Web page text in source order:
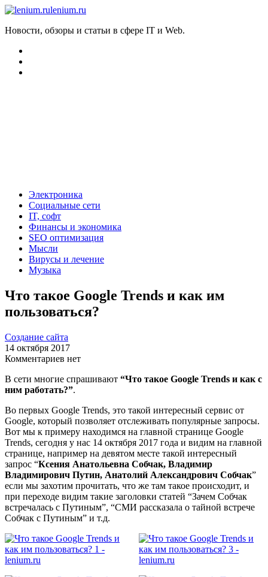
lenium.ru
Новости, обзоры и статьи в сфере IT и Web.
Электроника
Социальные сети
IT, софт
Финансы и экономика
SEO оптимизация
Мысли
Вирусы и лечение
Музыка
Что такое Google Trends и как им
пользоваться?
Создание сайта
14 октября 2017
Комментариев нет
В сети многие спрашивают “Что такое Google Trends и как с
ним работать?”.
Во первых Google Trends, это такой интересный сервис от
Google, который позволяет отслеживать популярные запросы.
Вот мы к примеру находимся на главной странице Google
Trends, сегодня у нас 14 октября 2017 года и видим на главной
странице, например на девятом месте такой интересный
запрос “Ксения Анатольевна Собчак, Владимир
Владимирович Путин, Анатолий Александрович Собчак”
если мы захотим прочитать, что же там такое происходит, и
при переходе видим такие заголовки статей “Зачем Собчак
встречалась с Путиным”, “СМИ рассказала о тайной встрече
Собчак с Путиным” и т.д.